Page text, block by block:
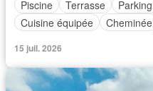
Piscine
Terrasse Parking
Cuisine équipée
Cheminée
15 juil. 2026